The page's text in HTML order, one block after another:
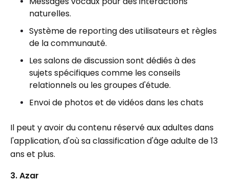
naturelles.
Système de reporting des utilisateurs et règles
de la communauté.
Les salons de discussion sont dédiés à des
sujets spécifiques comme les conseils
relationnels ou les groupes d'étude.
Envoi de photos et de vidéos dans les chats
Il peut y avoir du contenu réservé aux adultes dans
l'application, d'où sa classification d'âge adulte de 13
ans et plus.
3. Azar